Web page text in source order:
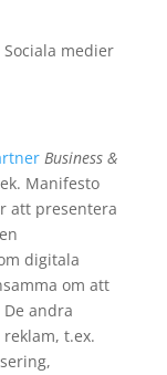
Sociala medier
Business &
Manifesto
att presentera
digitala
om att
andra
t.ex.